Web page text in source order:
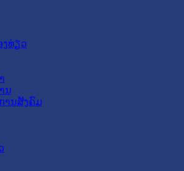
ງທ່ຽວ
ນ
ານສັງຄົມ